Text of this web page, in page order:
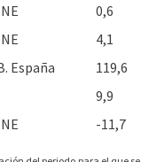
0,6
4,1
España 119,6
9,9
-11,7